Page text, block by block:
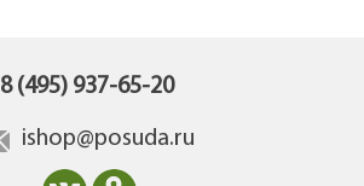
8 (495) 937-65-20
ishop@posuda.ru